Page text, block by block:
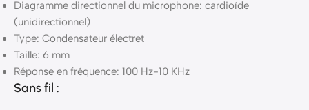
Diagramme directionnel du microphone: cardioïde
(unidirectionnel)
Type: Condensateur électret
Taille: 6 mm
Réponse en fréquence: 100 Hz-10 KHz
Sans fil :